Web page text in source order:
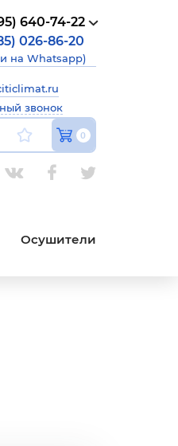
640-74-22
026-86-20
на Whatsapp)
звонок
0
Осушители